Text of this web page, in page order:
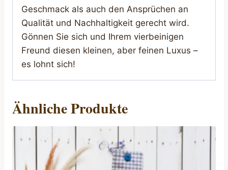
Geschmack als auch den Ansprüchen an
Qualität und Nachhaltigkeit gerecht wird.
Gönnen Sie sich und Ihrem vierbeinigen
Freund diesen kleinen, aber feinen Luxus –
es lohnt sich!
Ähnliche Produkte